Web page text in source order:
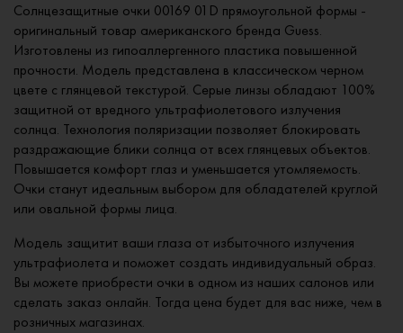
Солнцезащитные очки 00169 01D прямоугольной формы -
оригинальный товар американского бренда Guess.
Изготовлены из гипоаллергенного пластика повышенной
прочности. Модель представлена в классическом черном
цвете с глянцевой текстурой. Серые линзы обладают 100%
защитной от вредного ультрафиолетового излучения
солнца. Технология поляризации позволяет блокировать
раздражающие блики солнца от всех глянцевых объектов.
Повышается комфорт глаз и уменьшается утомляемость.
Очки станут идеальным выбором для обладателей круглой
или овальной формы лица.
Модель защитит ваши глаза от избыточного излучения
ультрафиолета и поможет создать индивидуальный образ.
Вы можете приобрести очки в одном из наших салонов или
сделать заказ онлайн. Тогда цена будет для вас ниже, чем в
розничных магазинах.